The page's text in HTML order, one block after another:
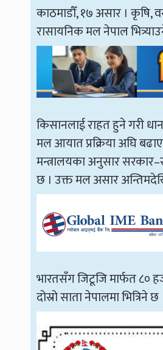
काठमाडौँ, १७ असार । कृषि,
रासायनिक मल नेपाल
किसानलाई राहत हुने गरी
मल आयात प्रक्रिया अघि
मन्त्रालयका अनुसार
छ । उक्त मल असार
भारतसँग जिटूजि मार्फत ८०
दोस्रो साता नेपालमा भित्रिने छ